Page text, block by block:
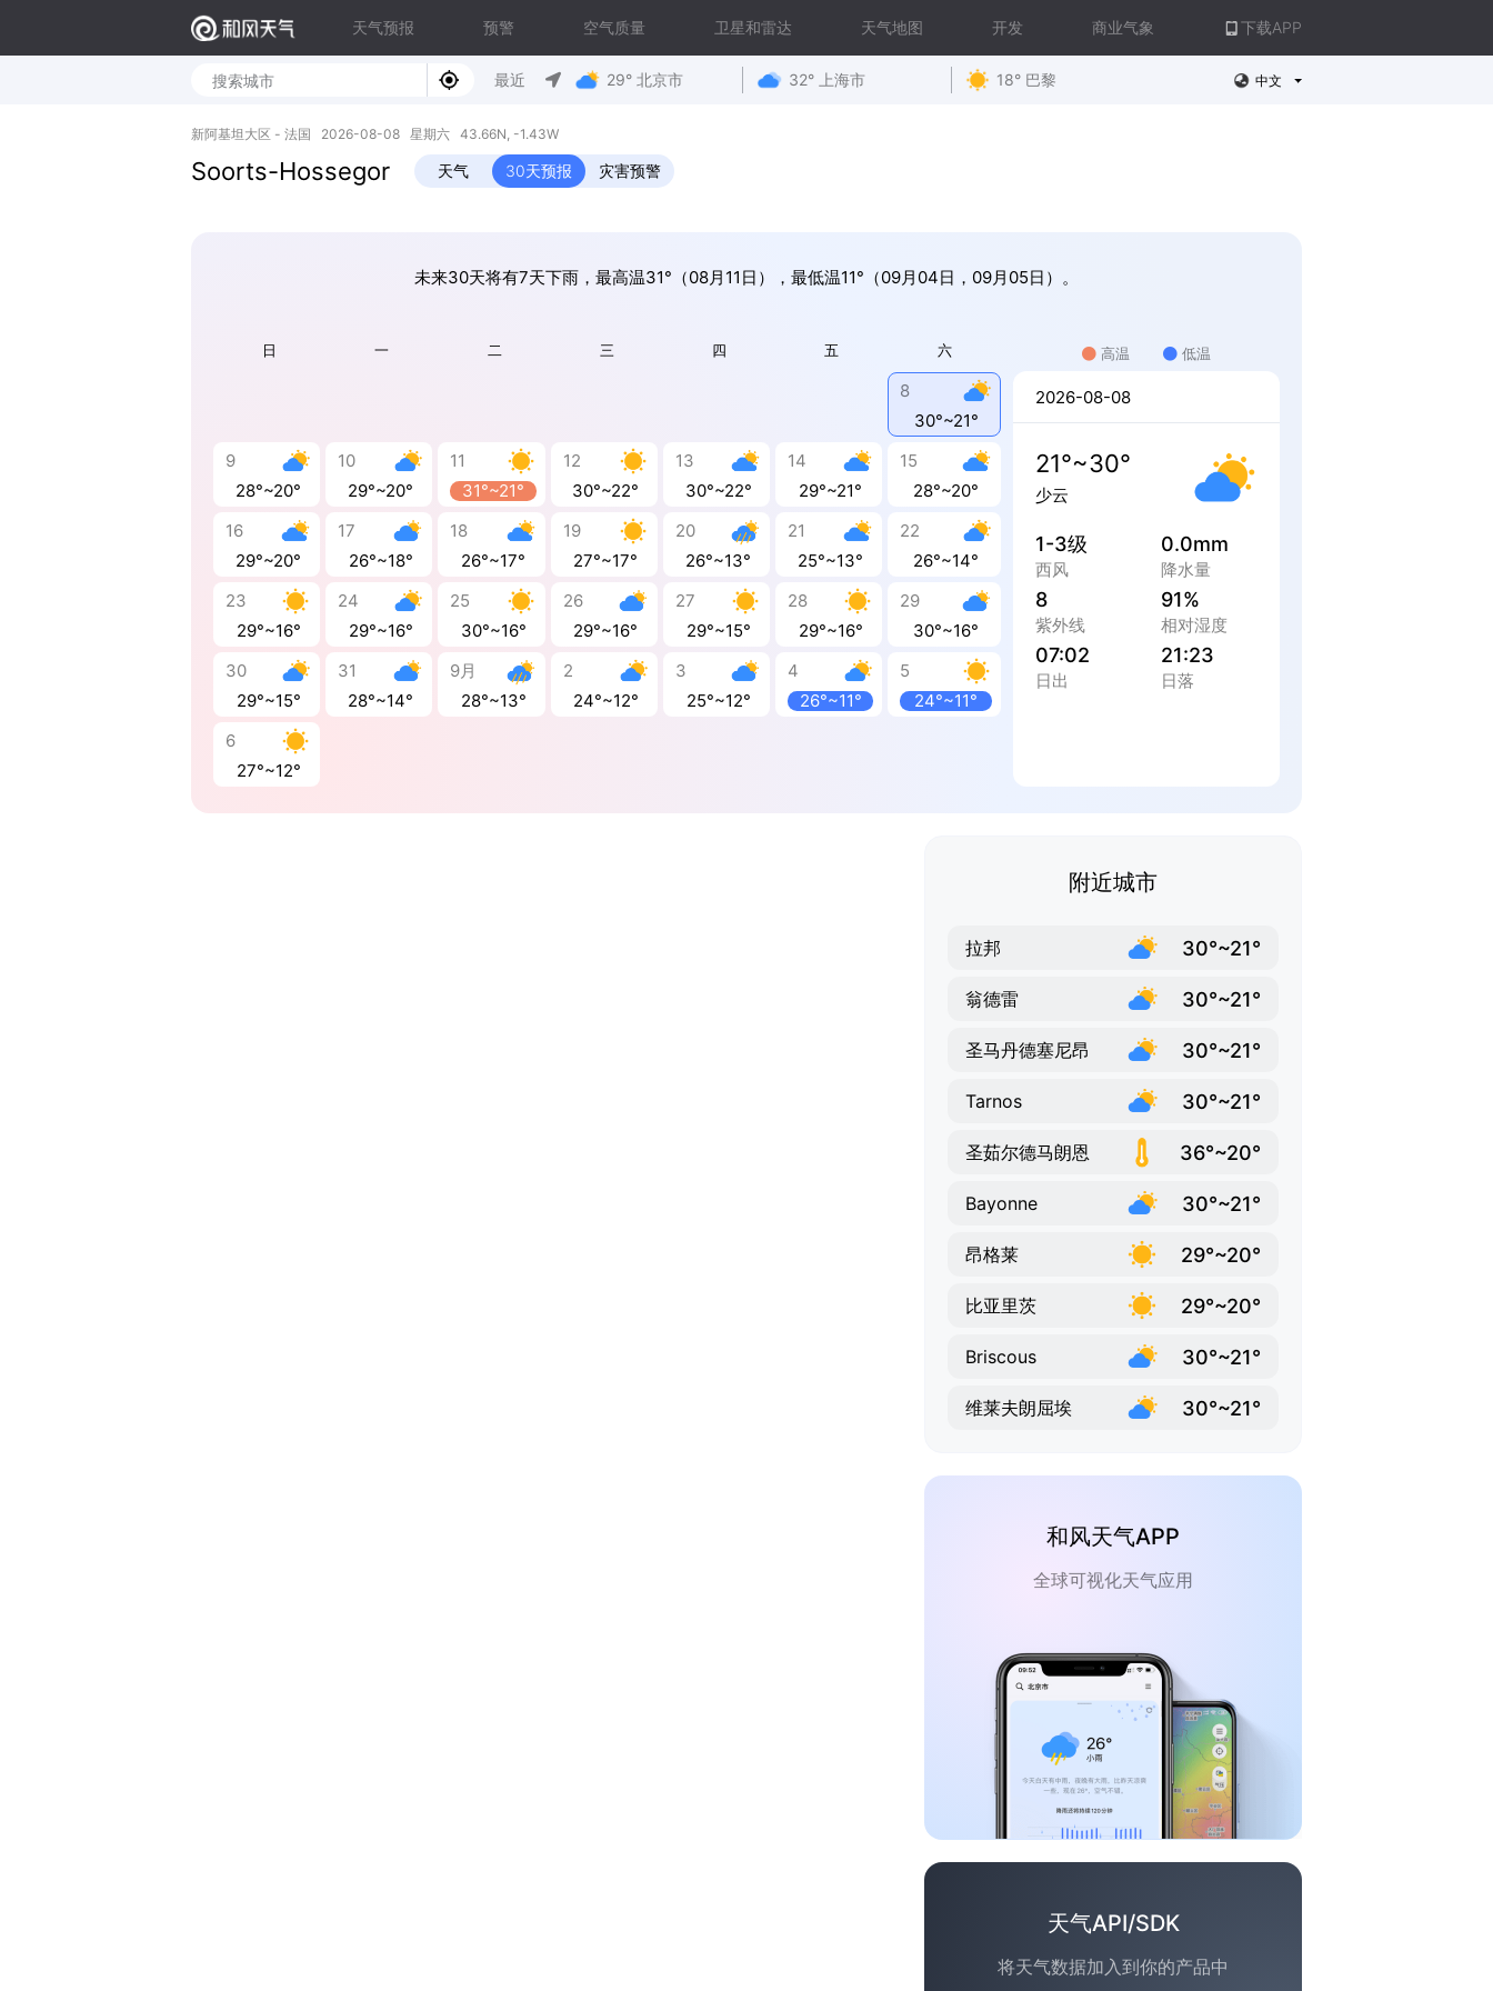
天气预报 预警 空气质量 卫星和雷达 天气地图 开发 商业气象 下载APP
最近 29° 北京市 32° 上海市 18° 巴黎 中文
新阿基坦大区 - 法国 2026-08-08 星期六 43.66N, -1.43W
Soorts-Hossegor 天气 30天预报 灾害预警
未来30天将有7天下雨，最高温31°（08月11日），最低温11°（09月04日，09月05日）。
日 一 二 三 四 五 六
8
30°~21°
9
28°~20°
10
29°~20°
11
31°~21°
12
30°~22°
13
30°~22°
14
29°~21°
15
28°~20°
16
29°~20°
17
26°~18°
18
26°~17°
19
27°~17°
20
26°~13°
21
25°~13°
22
26°~14°
23
29°~16°
24
29°~16°
25
30°~16°
26
29°~16°
27
29°~15°
28
29°~16°
29
30°~16°
30
29°~15°
31
28°~14°
9月
28°~13°
2
24°~12°
3
25°~12°
4
26°~11°
5
24°~11°
6
27°~12°
高温 低温
2026-08-08
21°~30°
少云
1-3级
西风
0.0mm
降水量
8
紫外线
91%
相对湿度
07:02
日出
21:23
日落
附近城市
拉邦 30°~21°
翁德雷 30°~21°
圣马丹德塞尼昂 30°~21°
Tarnos 30°~21°
圣茹尔德马朗恩 36°~20°
Bayonne 30°~21°
昂格莱 29°~20°
比亚里茨 29°~20°
Briscous 30°~21°
维莱夫朗屈埃 30°~21°
和风天气APP
全球可视化天气应用
天气API/SDK
将天气数据加入到你的产品中